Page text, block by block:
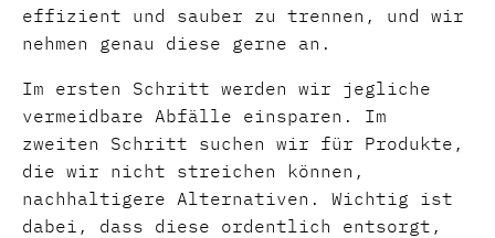
effizient und sauber zu trennen, und wir
nehmen genau diese gerne an.
Im ersten Schritt werden wir jegliche
vermeidbare Abfälle einsparen. Im
zweiten Schritt suchen wir für Produkte,
die wir nicht streichen können,
nachhaltigere Alternativen. Wichtig ist
dabei, dass diese ordentlich entsorgt,